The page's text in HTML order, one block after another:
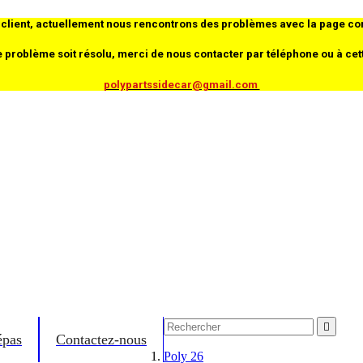
actuellement nous rencontrons des problèmes avec la page
problème soit résolu, merci de nous contacter par téléphone ou à
polypartssidecar@gmail.com
Contactez-nous

Poly 26